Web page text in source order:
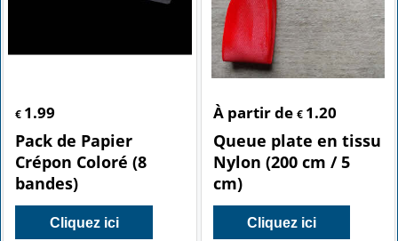
€ 1.99
Pack de Papier
Crépon Coloré (8
bandes)
Cliquez ici
À partir de € 1.20
Queue plate en tissu
Nylon (200 cm / 5
cm)
Cliquez ici